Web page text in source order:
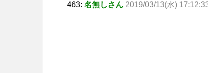
463: 名無しさん 2019/03/13(水)